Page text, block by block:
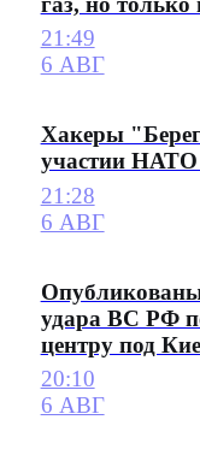
21:49
6 АВГ
Хакеры
участии
21:28
6 АВГ
удара ВС РФ
центру под
20:10
6 АВГ